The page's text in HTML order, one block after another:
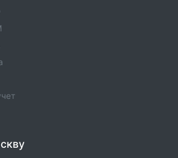
технического осмотра.
№00974. Список пунктов
№00973
технического осмотра.
№00973. Список пунктов
оператора, телефны и адреса.
технического осмотра.